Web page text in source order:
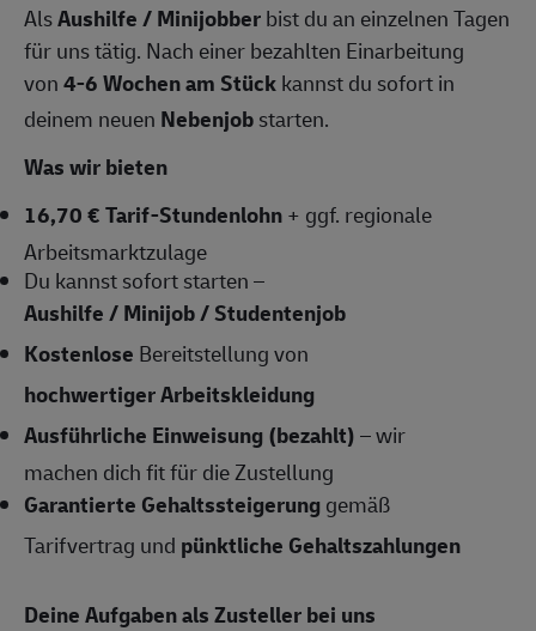
AlsAushilfe / Minijobberbist du an einzelnen Tagen
für uns tätig. Nach einer bezahlten Einarbeitung
von4-6 Wochen am Stückkannst du sofort in
deinem neuen Nebenjobstarten.
Was wir bieten
16,70 € Tarif-Stundenlohn+ ggf. regionale
Arbeitsmarktzulage
Du kannst sofort starten –
Aushilfe / Minijob / Studentenjob
Kostenlose Bereitstellung von
hochwertiger Arbeitskleidung
Ausführliche Einweisung (bezahlt)– wir
machen dich fit für die Zustellung
Garantierte Gehaltssteigerunggemäß
Tarifvertrag und pünktliche Gehaltszahlungen
Deine Aufgaben als Zusteller bei uns